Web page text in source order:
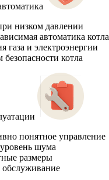
низком давлении
автоматика котла
газа и электроэнергии
безопасности котла
понятное управление
шума
размеры
обслуживание